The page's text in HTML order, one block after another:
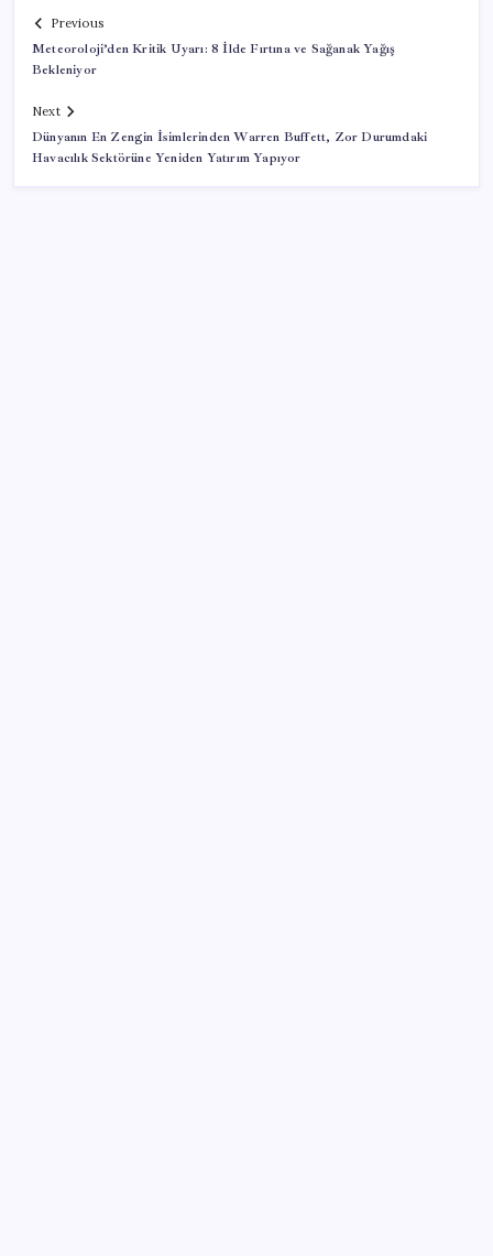
Previous
Meteoroloji’den Kritik Uyarı: 8 İlde Fırtına ve Sağanak Yağış
Bekleniyor
Next
Dünyanın En Zengin İsimlerinden Warren Buffett, Zor Durumdaki
Havacılık Sektörüne Yeniden Yatırım Yapıyor